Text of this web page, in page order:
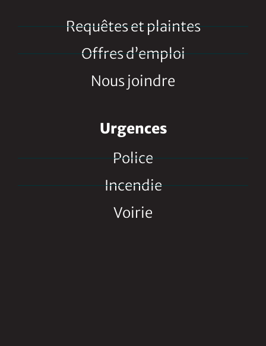
Requêtes et plaintes
Offres d’emploi
Nous joindre
Urgences
Police
Incendie
Voirie